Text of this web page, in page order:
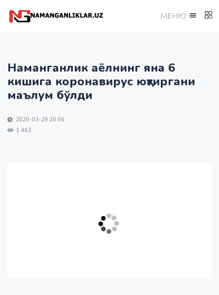
МEНЮ
Наманганлик аёлнинг яна 6
кишига коронавирус юқтиргани
маълум бўлди
2020-03-29 20:06
1 463